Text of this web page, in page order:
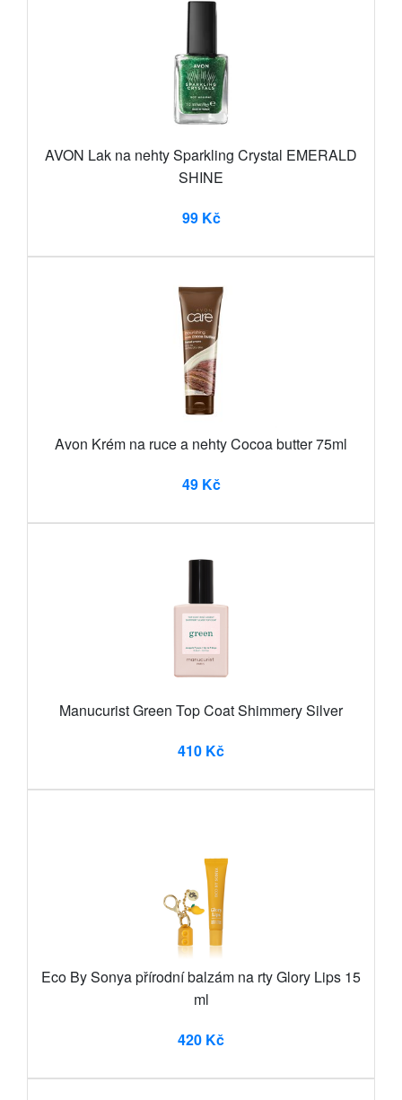
AVON Lak na nehty Sparkling Crystal EMERALD
SHINE
99 Kč
Avon Krém na ruce a nehty Cocoa butter 75ml
49 Kč
Manucurist Green Top Coat Shimmery Silver
410 Kč
Eco By Sonya přírodní balzám na rty Glory Lips 15
ml
420 Kč